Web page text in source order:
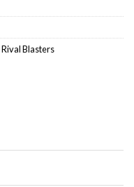
Rival Blasters